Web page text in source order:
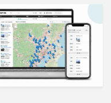
計画
した設備新設計画
億円以上投資する設備